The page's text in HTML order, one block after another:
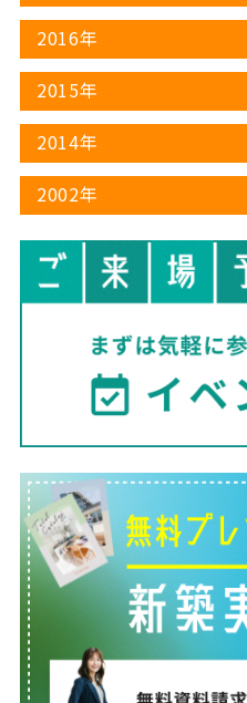
2016年
2015年
2014年
2002年